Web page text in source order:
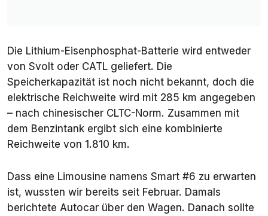
Die Lithium-Eisenphosphat-Batterie wird entweder
von Svolt oder CATL geliefert. Die
Speicherkapazität ist noch nicht bekannt, doch die
elektrische Reichweite wird mit 285 km angegeben
– nach chinesischer CLTC-Norm. Zusammen mit
dem Benzintank ergibt sich eine kombinierte
Reichweite von 1.810 km.
Dass eine Limousine namens Smart #6 zu erwarten
ist, wussten wir bereits seit Februar. Damals
berichtete Autocar über den Wagen. Danach sollte